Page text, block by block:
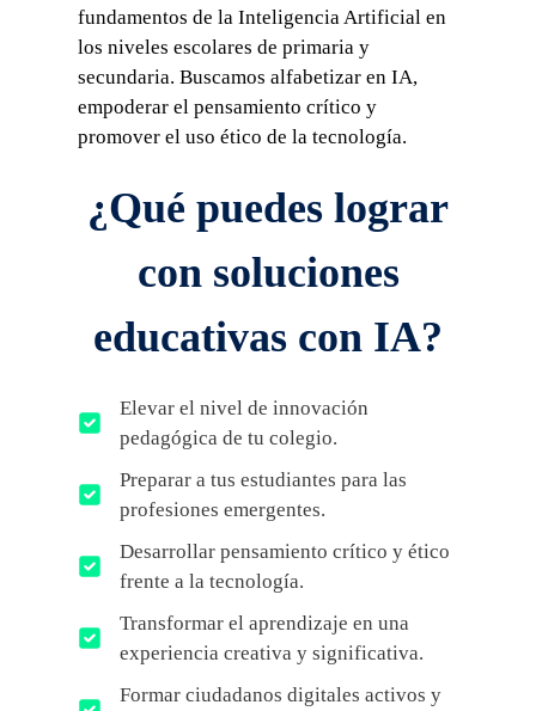
fundamentos de la Inteligencia Artificial en
los niveles escolares de primaria y
secundaria. Buscamos alfabetizar en IA,
empoderar el pensamiento crítico y
promover el uso ético de la tecnología.
¿Qué puedes lograr
con soluciones
educativas con IA?
Elevar el nivel de innovación
pedagógica de tu colegio.
Preparar a tus estudiantes para las
profesiones emergentes.
Desarrollar pensamiento crítico y ético
frente a la tecnología.
Transformar el aprendizaje en una
experiencia creativa y significativa.
Formar ciudadanos digitales activos y